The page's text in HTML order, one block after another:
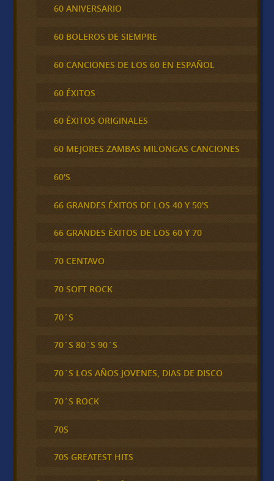
60 ANIVERSARIO
60 BOLEROS DE SIEMPRE
60 CANCIONES DE LOS 60 EN ESPAÑOL
60 ÉXITOS
60 ÉXITOS ORIGINALES
60 MEJORES ZAMBAS MILONGAS CANCIONES
60'S
66 GRANDES ÉXITOS DE LOS 40 Y 50'S
66 GRANDES ÉXITOS DE LOS 60 Y 70
70 CENTAVO
70 SOFT ROCK
70´S
70´S 80´S 90´S
70´S LOS AÑOS JOVENES, DIAS DE DISCO
70´S ROCK
70S
70S GREATEST HITS